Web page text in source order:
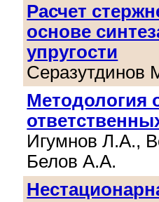
Расчет
основе
упругости
Серазутдинов
Методология
Игумнов Л.А.,
Белов А.А.